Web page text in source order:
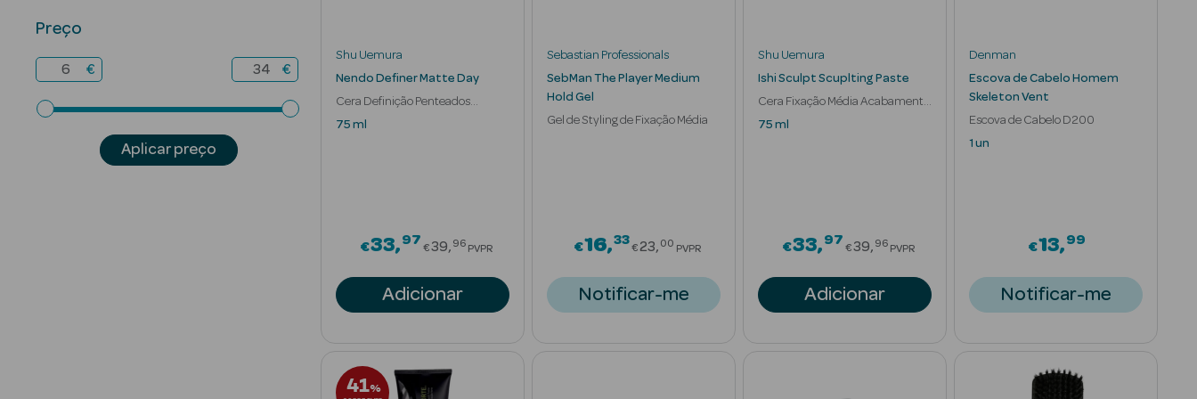
Preço
€ €
Aplicar preço
Shu Uemura
Nendo Definer Matte Day
Cera Definição Penteados
Estilizados com Textura
75 ml
€33 97Price reduced from
€39 96 PVPR
Adicionar
Sebastian Professionals
SebMan The Player Medium
Hold Gel
Gel de Styling de Fixação Média
€16 33Price reduced from
€23 00 PVPR
Notificar-me
Shu Uemura
Ishi Sculpt Scuplting Paste
Cera Fixação Média Acabamento
Semi Mate
75 ml
€33 97Price reduced from
€39 96 PVPR
Adicionar
Denman
Escova de Cabelo Homem
Skeleton Vent
Escova de Cabelo D200
1 un
€13 99
Notificar-me
41%